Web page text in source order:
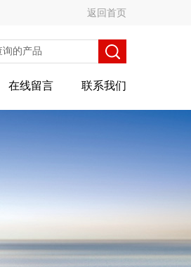
返回首页
在线留言 联系我们